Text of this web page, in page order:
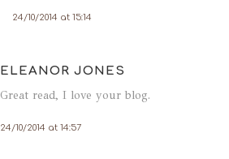
24/10/2014 at 15:14
ELEANOR JONES
Great read, I love your blog.
24/10/2014 at 14:57